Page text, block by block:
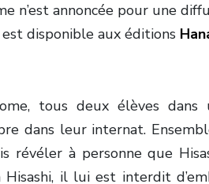
n’est annoncée pour une
est disponible aux éditions
tous deux élèves dans
dans leur internat.
révéler à personne que
il lui est interdit